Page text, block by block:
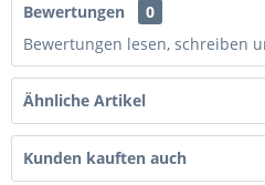
Bewertungen
0
Bewertungen lesen, schreiben
Ähnliche Artikel
Kunden kauften auch